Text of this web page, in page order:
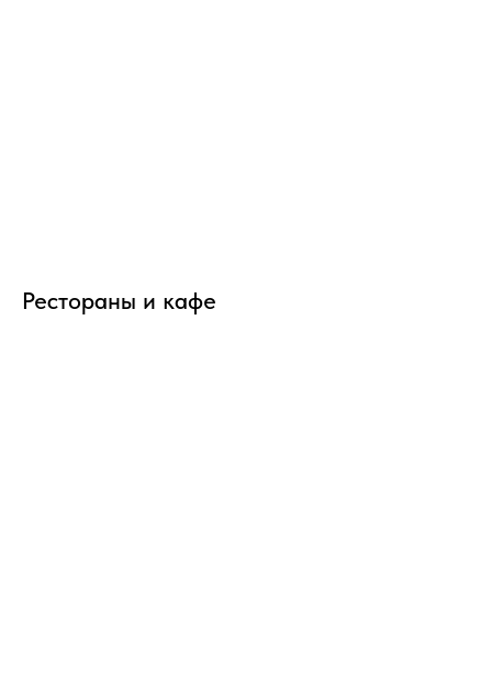
Рестораны и кафе